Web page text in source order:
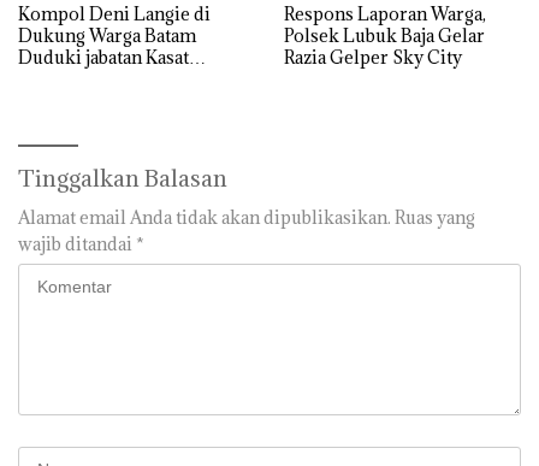
Kompol Deni Langie di
Dukung Warga Batam
Duduki jabatan Kasat
Respons Laporan Warga,
Polsek Lubuk Baja Gelar
Razia Gelper Sky City
Tinggalkan Balasan
Alamat email Anda tidak akan dipublikasikan. Ruas yang
wajib ditandai *